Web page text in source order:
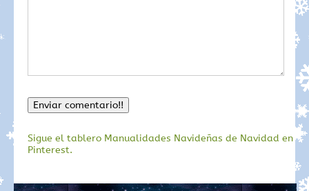
Sigue el tablero Manualidades Navideñas de Navidad en
Pinterest.